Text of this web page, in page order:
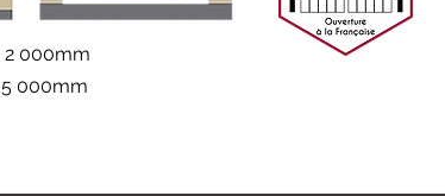
000mm
000mm